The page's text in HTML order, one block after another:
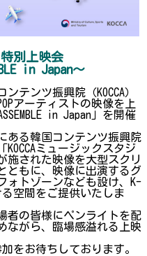
特別上映会
in Japan～
テンツ振興院（KOCCA）
アーティストの映像を上
in Japan」を開催
ある韓国コンテンツ振興院
ミュージックスタジ
施された映像を大型スクリ
ともに、映像に出演するグ
ォトゾーンなども設け、K-
る空間をご提供いたしま
者の皆様にペンライトを配
ながら、臨場感溢れる上映
をお待ちしております。